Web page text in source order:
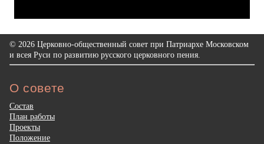
© 2026 Церковно-общественный совет при Патриархе Московском
и всея Руси по развитию русского церковного пения.
О совете
Состав
План работы
Проекты
Положение